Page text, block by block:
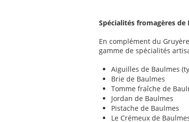
Spécialités fromagères de
En complément du
gamme de spécialités
Aiguilles de Baulmes
Brie de Baulmes
Tomme fraîche de
Jordan de Baulmes
Pistache de Baulmes
Le Crémeux de